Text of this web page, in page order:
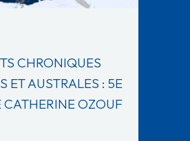
CHRONIQUES
ET AUSTRALES : 5E
CATHERINE OZOUF